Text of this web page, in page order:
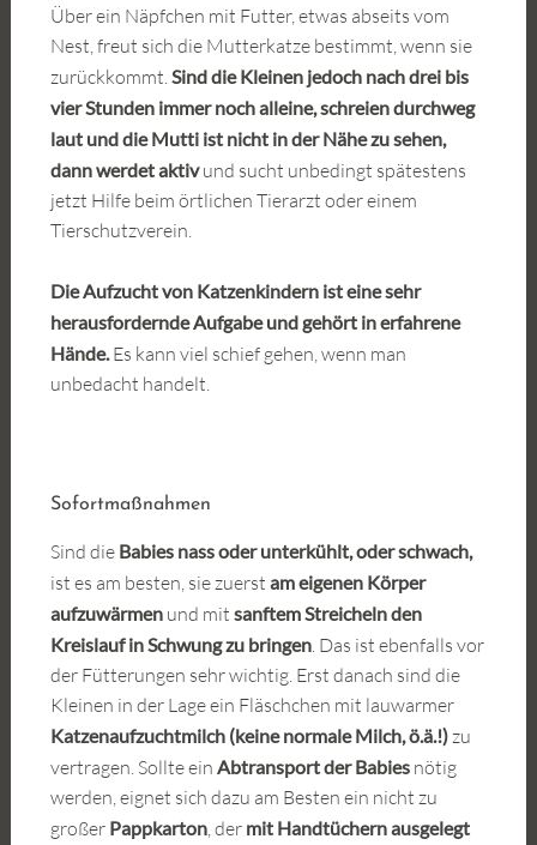
Über ein Näpfchen mit Futter, etwas abseits vom
Nest, freut sich die Mutterkatze bestimmt, wenn sie
zurückkommt. Sind die Kleinen jedoch nach drei bis
vier Stunden immer noch alleine, schreien durchweg
laut und die Mutti ist nicht in der Nähe zu sehen,
dann werdet aktivund sucht unbedingt spätestens
jetzt Hilfe beim örtlichen Tierarzt oder einem
Tierschutzverein.
Die Aufzucht von Katzenkindern ist eine sehr
herausfordernde Aufgabe und gehört in erfahrene
Hände.Es kann viel schief gehen, wenn man
unbedacht handelt.
Sofortmaßnahmen
Sind die Babies nass oder unterkühlt, oder schwach,
ist es am besten, sie zuerst am eigenen Körper
aufzuwärmenund mit sanftem Streicheln den
Kreislauf in Schwung zu bringen. Das ist ebenfalls vor
der Fütterungen sehr wichtig. Erst danach sind die
Kleinen in der Lage ein Fläschchen mit lauwarmer
Katzenaufzuchtmilch (keine normale Milch, ö.ä.!)zu
vertragen. Sollte ein Abtransport der Babies nötig
werden, eignet sich dazu am Besten ein nicht zu
großer Pappkarton, der mit Handtüchern ausgelegt